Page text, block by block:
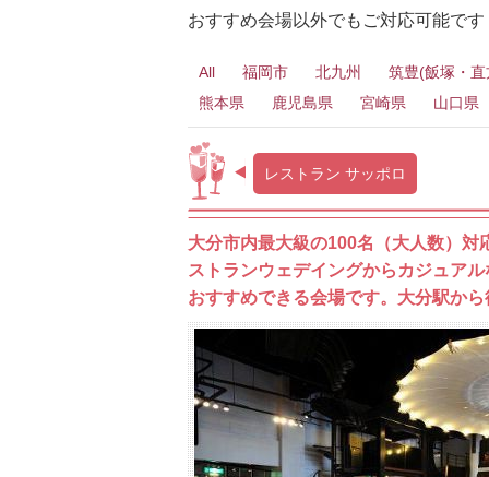
おすすめ会場以外でもご対応可能です
All 福岡市 北九州 筑豊(飯塚・直
熊本県
鹿児島県 宮崎県 山口県
レストラン サッポロ
大分市内最大級の100名（大人数）
ストランウェデイングからカジュア
おすすめできる会場です。大分駅か